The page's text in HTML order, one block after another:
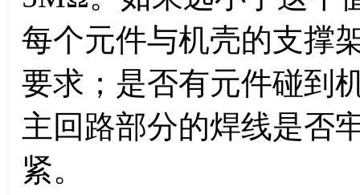
每个元件与机壳的支撑
要求；是否有元件碰到
主回路部分的焊线是否
紧。